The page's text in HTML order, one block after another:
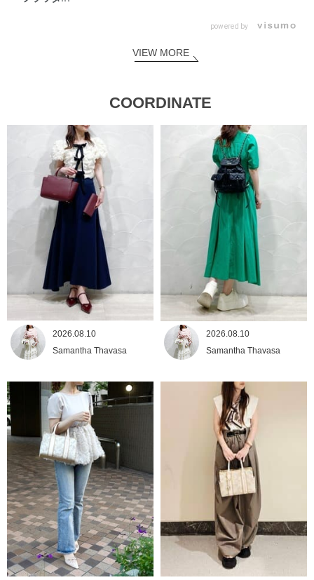
powered by
VIEW MORE
COORDINATE
2026.08.10
Samantha Thavasa
2026.08.10
Samantha Thavasa